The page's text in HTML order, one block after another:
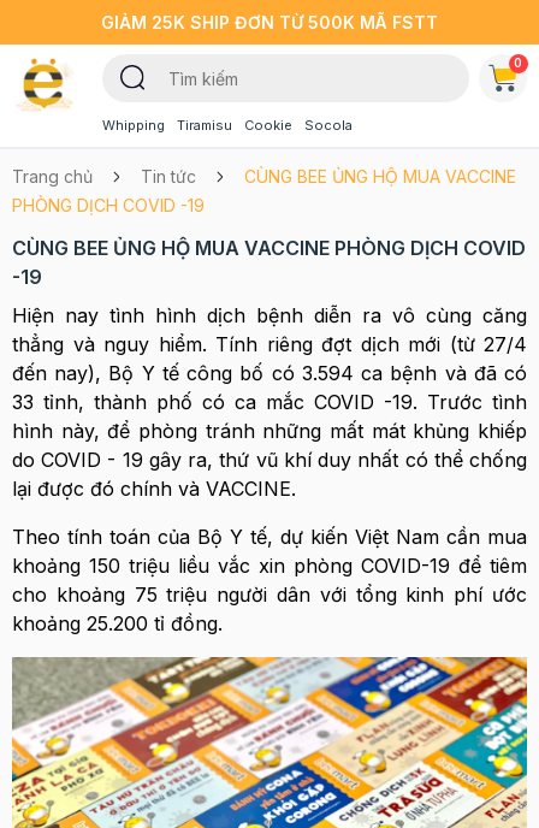
GIẢM 25K SHIP ĐƠN TỪ 500K MÃ FSTT
Whipping Tiramisu Cookie Socola
0
Trang chủ Tin tức
CÙNG BEE ỦNG HỘ MUA VACCINE
PHÒNG DỊCH COVID -19
CÙNG BEE ỦNG HỘ MUA VACCINE PHÒNG DỊCH COVID
-19
Hiện nay tình hình dịch bệnh diễn ra vô cùng căng
thẳng và nguy hiểm. Tính riêng đợt dịch mới (từ 27/4
đến nay), Bộ Y tế công bố có 3.594 ca bệnh và đã có
33 tỉnh, thành phố có ca mắc COVID -19. Trước tình
hình này, để phòng tránh những mất mát khủng khiếp
do COVID - 19 gây ra, thứ vũ khí duy nhất có thể chống
lại được đó chính và VACCINE.
Theo tính toán của Bộ Y tế, dự kiến Việt Nam cần mua
khoảng 150 triệu liều vắc xin phòng COVID-19 để tiêm
cho khoảng 75 triệu người dân với tổng kinh phí ước
khoảng 25.200 tỉ đồng.